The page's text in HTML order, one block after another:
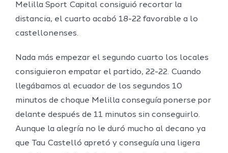
Melilla Sport Capital consiguió recortar la
distancia, el cuarto acabó 18-22 favorable a lo
castellonenses.
Nada más empezar el segundo cuarto los locales
consiguieron empatar el partido, 22-22. Cuando
llegábamos al ecuador de los segundos 10
minutos de choque Melilla conseguía ponerse por
delante después de 11 minutos sin conseguirlo.
Aunque la alegría no le duró mucho al decano ya
que Tau Castelló apretó y conseguía una ligera